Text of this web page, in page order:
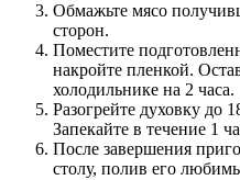
Обмажьте мясо
сторон.
Поместите
накройте пленкой.
холодильнике на 2 часа.
Разогрейте духовку до
Запекайте в течение 1
После завершения
столу, полив его